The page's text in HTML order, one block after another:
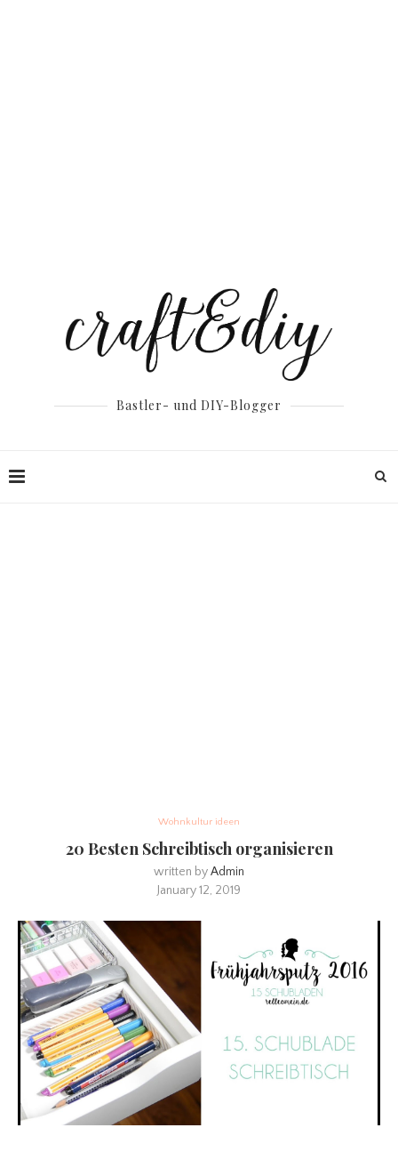
Bastler- und DIY-Blogger
Wohnkultur ideen
20 Besten Schreibtisch organisieren
written byAdmin
January 12, 2019